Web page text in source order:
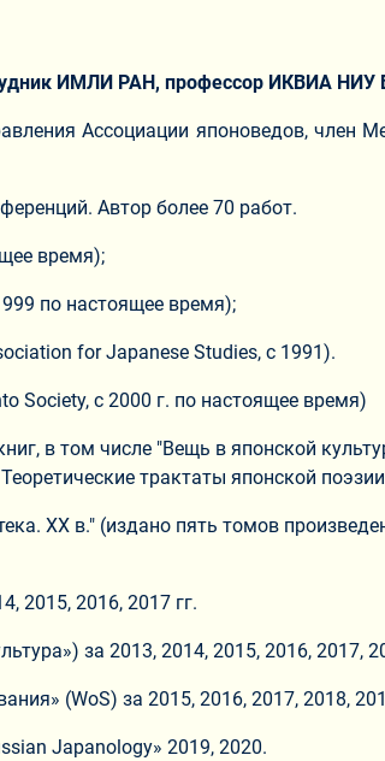
ИМЛИ РАН, профессор ИКВИА
Ассоциации японоведов, член
Автор более 70 работ.
время);
по настоящее время);
for Japanese Studies, с 1991).
Society, с 2000 г. по настоящее время)
в том числе "Вещь в японской
трактаты японской
ХХ в." (издано пять томов
2015, 2016, 2017 гг.
за 2013, 2014, 2015, 2016, 2017,
(WoS) за 2015, 2016, 2017, 2018,
Japanology» 2019, 2020.